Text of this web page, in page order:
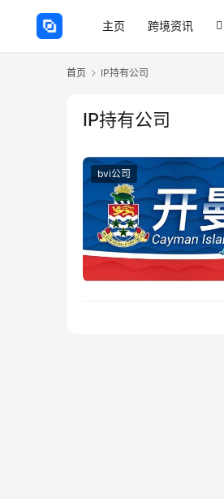
主页 跨境资讯
首页 IP持有公司
IP持有公司
bvi公司